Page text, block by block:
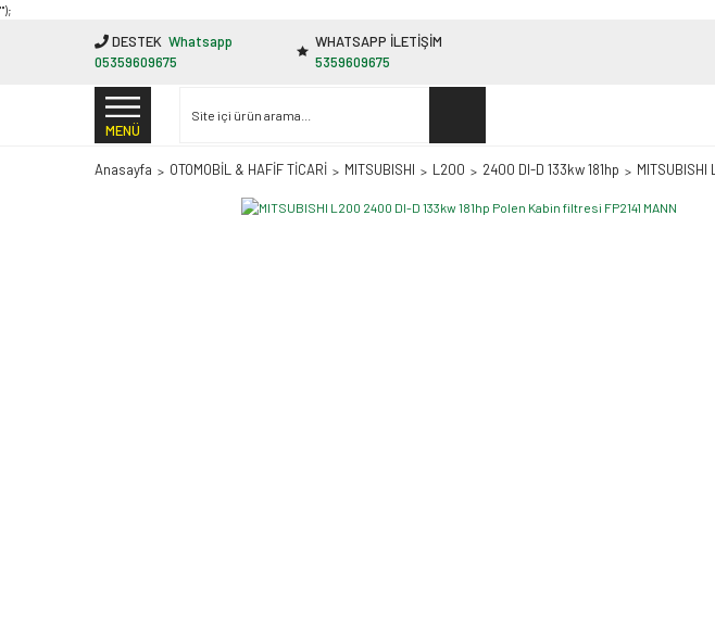
"');
DESTEK Whatsapp
05359609675
WHATSAPP İLETİŞİM
5359609675
MENÜ
Anasayfa OTOMOBİL & HAFİF TİCARİ MITSUBISHI L200 2400 DI-D 133kw 181hp MITSUBISHI